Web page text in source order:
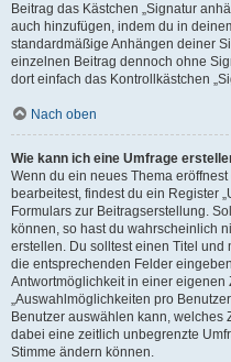
Beitrag das Kästchen „Signatur
auch hinzufügen, indem du in
standardmäßige Anhängen deiner
einzelnen Beitrag dennoch ohne
dort einfach das Kontrollkästchen
Nach oben
Wie kann ich eine Umfrage
Wenn du ein neues Thema
bearbeitest, findest du ein Register
Formulars zur Beitragserstellung.
können, so hast du wahrscheinlich
erstellen. Du solltest einen Titel und
die entsprechenden Felder
Antwortmöglichkeit in einer eigenen
„Auswahlmöglichkeiten pro
Benutzer auswählen kann, welches
dabei eine zeitlich unbegrenzte
Stimme ändern können.